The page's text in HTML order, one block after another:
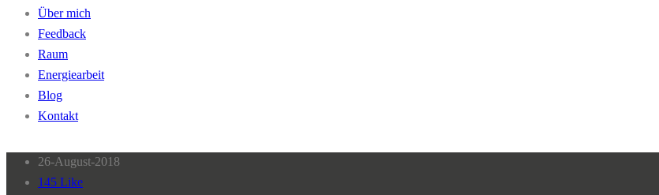
Über mich
Feedback
Raum
Energiearbeit
Blog
Kontakt
26-August-2018
145 Like